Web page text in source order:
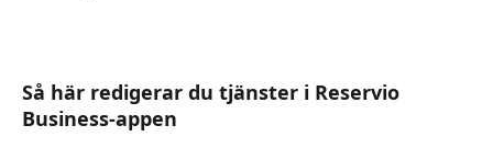
Så här redigerar du tjänster i Reservio
Business-appen